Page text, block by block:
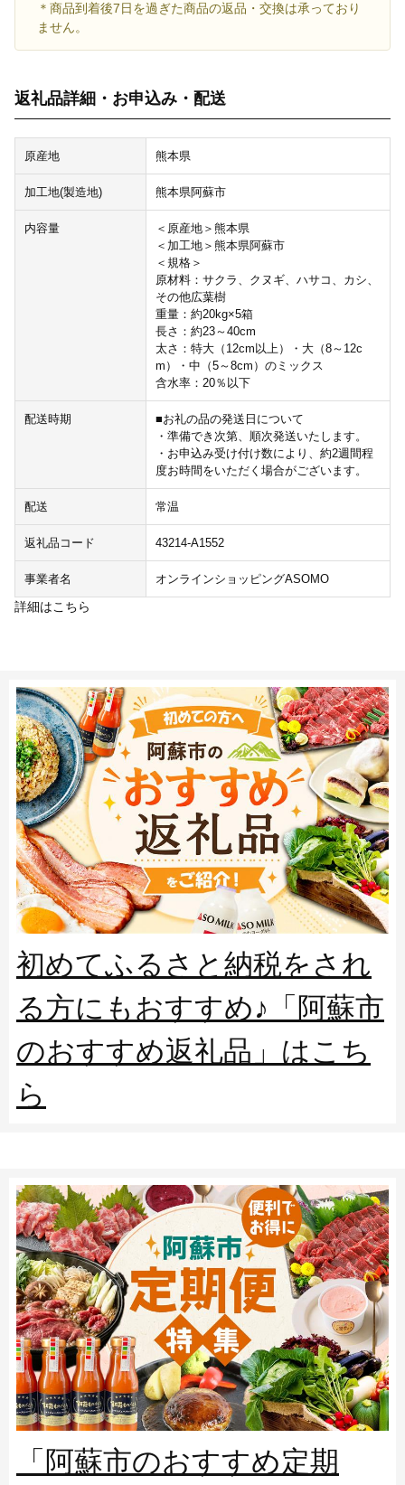
＊商品到着後7日を過ぎた商品の返品・交換は承っており
ません。
返礼品詳細・お申込み・配送
原産地 熊本県
加工地(製造地) 熊本県阿蘇市
内容量
＜原産地＞熊本県
＜加工地＞熊本県阿蘇市
＜規格＞
原材料：サクラ、クヌギ、ハサコ、カシ、
その他広葉樹
重量：約20kg×5箱
長さ：約23～40cm
太さ：特大（12cm以上）・大（8～12c
m）・中（5～8cm）のミックス
含水率：20％以下
配送時期
■お礼の品の発送日について
・準備でき次第、順次発送いたします。
・お申込み受け付け数により、約2週間程
度お時間をいただく場合がございます。
配送 常温
返礼品コード 43214-A1552
事業者名 オンラインショッピングASOMO
詳細はこちら
初めてふるさと納税をされ
る方にもおすすめ♪「阿蘇市
のおすすめ返礼品」はこち
ら
「阿蘇市のおすすめ定期